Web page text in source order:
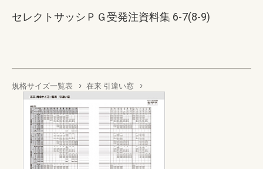
セレクトサッシＰＧ受発注資料集 6-7(8-9)
規格サイズ一覧表 在来 引違い窓